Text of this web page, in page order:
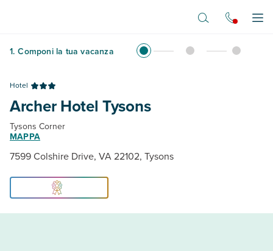
1. Componi la tua vacanza
Hotel
Archer Hotel Tysons
Tysons Corner
MAPPA
7599 Colshire Drive, VA 22102, Tysons